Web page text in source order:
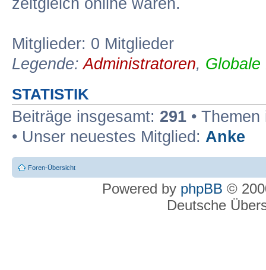
zeitgleich online waren.
Mitglieder: 0 Mitglieder
Legende:Administratoren, Globale
STATISTIK
Beiträge insgesamt: 291 •
• Unser neuestes Mitglied: Anke
Foren-Übersicht
Powered by phpBB ©
Deutsche